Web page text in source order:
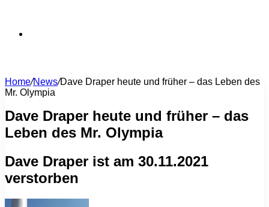
nach
Home/News/Dave Draper heute und früher – das Leben des
Mr. Olympia
Dave Draper heute und früher – das
Leben des Mr. Olympia
Dave Draper ist am 30.11.2021
verstorben